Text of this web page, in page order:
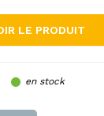
LE PRODUIT
en stock